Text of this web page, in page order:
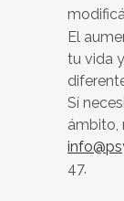
El
tu vida
Sí
ámbito,
47.